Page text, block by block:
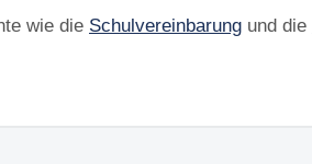
wie die Schulvereinbarung und die